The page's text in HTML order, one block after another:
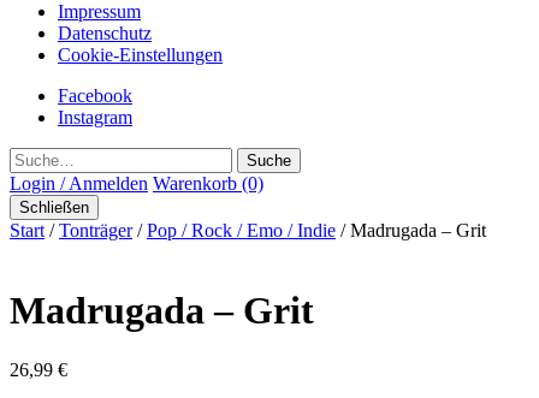
Impressum
Datenschutz
Cookie-Einstellungen
Facebook
Instagram
Suche
Login / Anmelden Warenkorb (0)
Schließen
Start /Tonträger/Pop / Rock / Emo / Indie / Madrugada – Grit
Madrugada – Grit
26,99 €